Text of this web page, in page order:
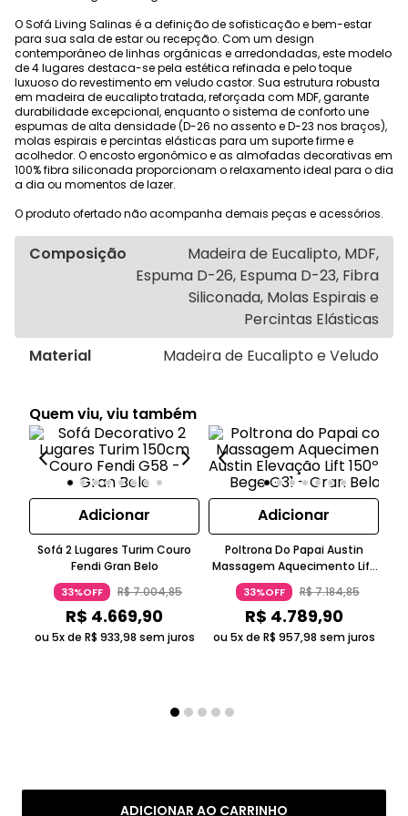
ADICIONAR AO CARRINHO
O Sofá Living Salinas é a definição de sofisticação e bem-estar
para sua sala de estar ou recepção. Com um design
contemporâneo de linhas orgânicas e arredondadas, este modelo
de 4 lugares destaca-se pela estética refinada e pelo toque
luxuoso do revestimento em veludo castor. Sua estrutura robusta
em madeira de eucalipto tratada, reforçada com MDF, garante
durabilidade excepcional, enquanto o sistema de conforto une
espumas de alta densidade (D-26 no assento e D-23 nos braços),
molas espirais e percintas elásticas para um suporte firme e
acolhedor. O encosto ergonômico e as almofadas decorativas em
100% fibra siliconada proporcionam o relaxamento ideal para o dia
a dia ou momentos de lazer.
O produto ofertado não acompanha demais peças e acessórios.
Composição
Madeira de Eucalipto, MDF,
Espuma D-26, Espuma D-23, Fibra
Siliconada, Molas Espirais e
Percintas Elásticas
Material
Madeira de Eucalipto e Veludo
Quem viu, viu também
Adicionar
Sofá 2 Lugares Turim Couro
Fendi Gran Belo
33%OFF R$7.004,85
R$ 4.669,90
ou 5x de R$ 933,98 sem juros
Adicionar
Poltrona Do Papai Austin
Massagem Aquecimento Lift
PU Bege Gran Belo
33%OFF R$7.184,85
R$ 4.789,90
ou 5x de R$ 957,98 sem juros